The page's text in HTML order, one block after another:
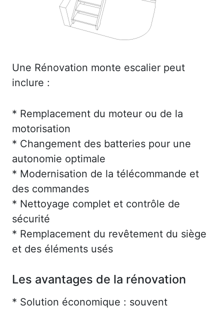
Une Rénovation monte escalier peut
inclure :
* Remplacement du moteur ou de la
motorisation
* Changement des batteries pour une
autonomie optimale
* Modernisation de la télécommande et
des commandes
* Nettoyage complet et contrôle de
sécurité
* Remplacement du revêtement du siège
et des éléments usés
Les avantages de la rénovation
* Solution économique : souvent